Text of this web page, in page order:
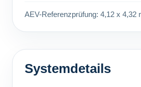
AEV-Referenzprüfung: 4,12 x 4,32
Systemdetails